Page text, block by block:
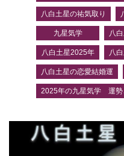
八白土星の祐気取り
九星気学 八
八白土星2025年 八
八白土星の恋愛結婚運
2025年の九星気学 運勢